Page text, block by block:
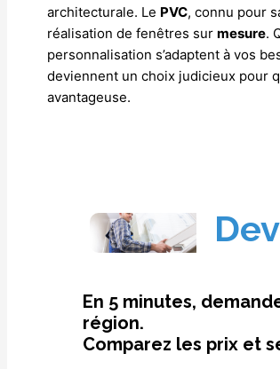
architecturale. Le PVC, connu pour
réalisation de fenêtres sur mesure.
personnalisation s’adaptent à vos
deviennent un choix judicieux pour
avantageuse.